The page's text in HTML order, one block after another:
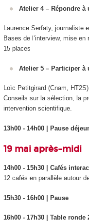
Atelier 4 – Répondre à
Laurence Serfaty, journaliste
Bases de l’interview, mise
15 places
Atelier 5 – Participer à
Loïc Petitgirard (Cnam, HT2S)
Conseils sur la sélection, la
intervention scientifique.
13h00 - 14h00 | Pause
19 mai après-midi
14h00 - 15h30 | Cafés
12 cafés en parallèle autour
15h30 - 16h00 | Pause
16h00 - 17h30 | Table